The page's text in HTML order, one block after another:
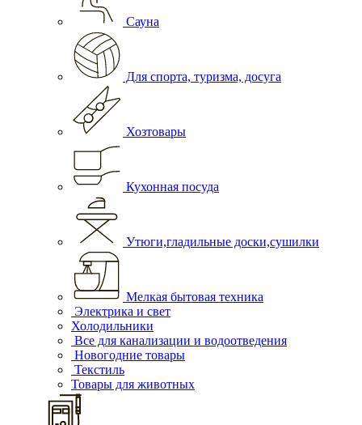
Сауна
Для спорта, туризма, досуга
Хозтовары
Кухонная посуда
Утюги,гладильные доски,сушилки
Мелкая бытовая техника
Электрика и свет
Холодильники
Все для канализации и водоотведения
Новогодние товары
Текстиль
Товары для животных